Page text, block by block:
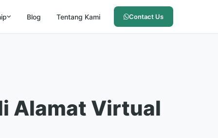
Blog Tentang Kami Contact Us
Alamat Virtual